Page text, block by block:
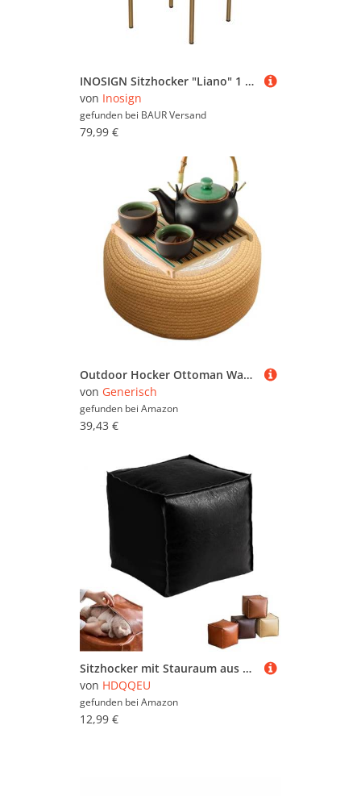
INOSIGN Sitzhocker "Liano" 1 Stk. tlg.
von Inosign
gefunden bei BAUR Versand
79,99 €
Outdoor Hocker Ottoman Wasserdicht | Runder Geflochtener Sitzhocker Für Garten & Terrasse,Sitzkissen Für Poolbereich Terrasse Außenbereich Küstenwohnung
von Generisch
gefunden bei Amazon
39,43 €
Sitzhocker mit Stauraum aus Leder Cube Polsterhocker Pouf-Hocker Nordischer Stil Fußhocker 40cm FußKissen Klappbare Fußbank Aufbewahrungsbox Für Wohn Und Schlafzimmer Deko, Nicht Gefüllt (Schwarz)
von HDQQEU
gefunden bei Amazon
12,99 €